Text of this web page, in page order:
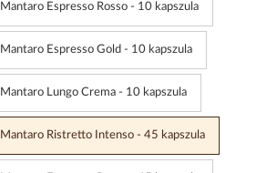
Mantaro Espresso Rosso - 10 kapszula
Mantaro Espresso Gold - 10 kapszula
Mantaro Lungo Crema - 10 kapszula
Mantaro Ristretto Intenso - 45 kapszula